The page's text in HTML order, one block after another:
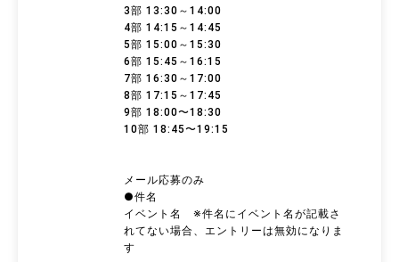
3部 13:30～14:00
4部 14:15～14:45
5部 15:00～15:30
6部 15:45～16:15
7部 16:30～17:00
8部 17:15～17:45
9部 18:00〜18:30
10部 18:45〜19:15
メール応募のみ
●件名
イベント名 ※件名にイベント名が記載さ
れてない場合、エントリーは無効になりま
す